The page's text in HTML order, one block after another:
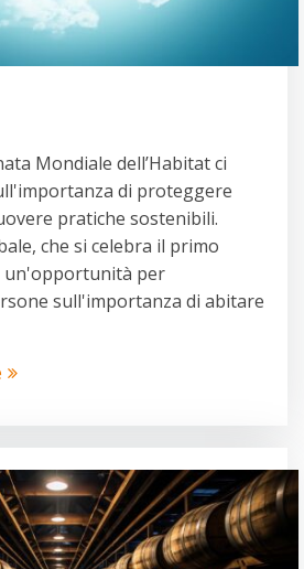
Mondiale dell’Habitat ci
di proteggere
pratiche sostenibili.
che si celebra il primo
un'opportunità per
sull'importanza di abitare